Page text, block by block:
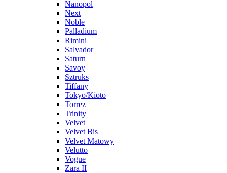
Nanopol
Next
Noble
Palladium
Rimini
Salvador
Saturn
Savoy
Sztruks
Tiffany
Tokyo/Kioto
Torrez
Trinity
Velvet
Velvet Bis
Velvet Matowy
Velutto
Vogue
Zara II